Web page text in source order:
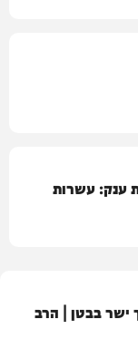
ענק: עשרות
ישר בבטן | הרב